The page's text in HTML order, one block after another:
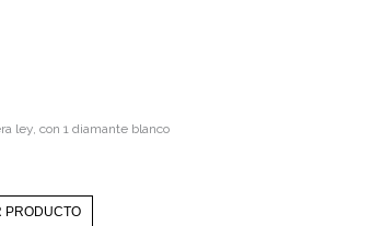
ley, con 1 diamante blanco
PRODUCTO